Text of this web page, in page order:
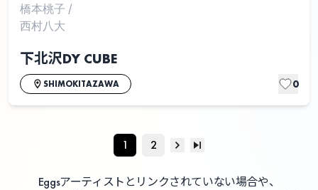
橋本桃子 /
西村八大
下北沢DY CUBE
SHIMOKITAZAWA 0
1 2
Eggsアーティストとリンクされていない場合や、